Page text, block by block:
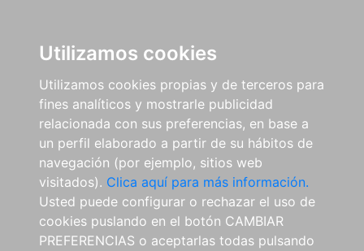
Utilizamos cookies
Utilizamos cookies propias y de terceros para
fines analíticos y mostrarle publicidad
relacionada con sus preferencias, en base a
un perfil elaborado a partir de su hábitos de
navegación (por ejemplo, sitios web
visitados). Clica aquí para más información.
Usted puede configurar o rechazar el uso de
cookies puslando en el botón CAMBIAR
PREFERENCIAS o aceptarlas todas pulsando